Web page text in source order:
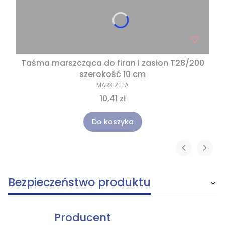
Taśma marszcząca do firan i zasłon T28/200
szerokość 10 cm
MARKIZETA
10,41 zł
Do koszyka
Bezpieczeństwo produktu
Producent